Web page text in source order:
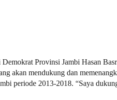
Provinsi Jambi Hasan
akan mendukung dan
periode 2013-2018. “Saya